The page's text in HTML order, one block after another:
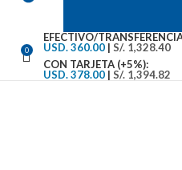
0
EFECTIVO/
USD. 360.00 | S/. 1,328.40
CON TARJETA (+5%):
USD. 378.00 | S/. 1,394.82